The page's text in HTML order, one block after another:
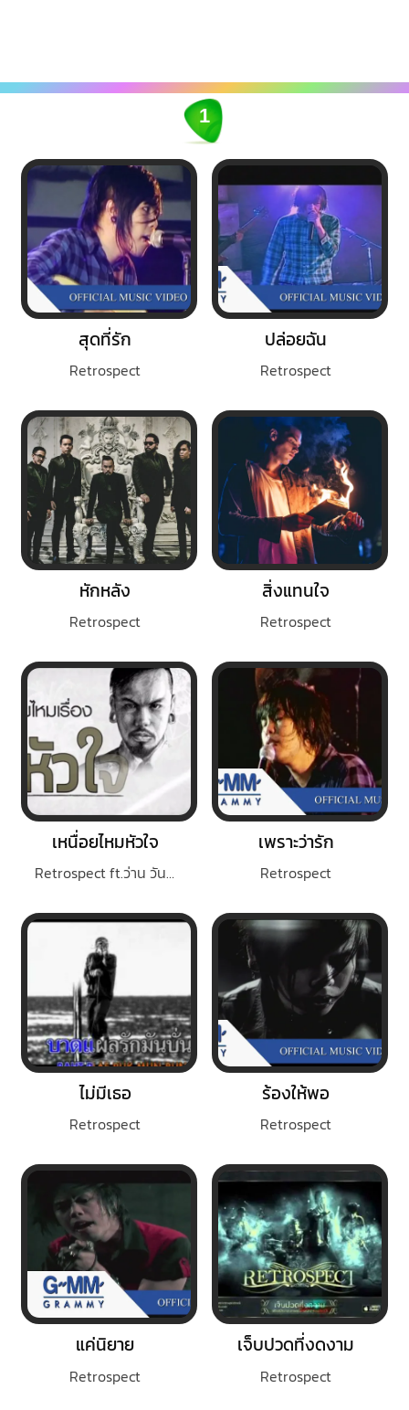
1
สุดที่รัก
Retrospect
ปล่อยฉัน
Retrospect
หักหลัง
Retrospect
สิ่งแทนใจ
Retrospect
เหนื่อยไหมหัวใจ
Retrospect ft.ว่าน วันวาน
เพราะว่ารัก
Retrospect
ไม่มีเธอ
Retrospect
ร้องให้พอ
Retrospect
แค่นิยาย
Retrospect
เจ็บปวดที่งดงาม
Retrospect